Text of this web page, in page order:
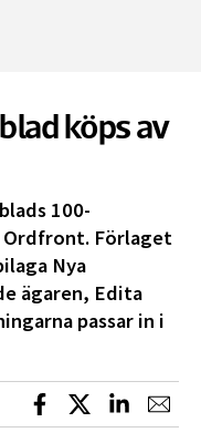
köps av
100-
Förlaget
Nya
ägaren, Edita
passar in i
Dela på Facebook
Dela på XDela på